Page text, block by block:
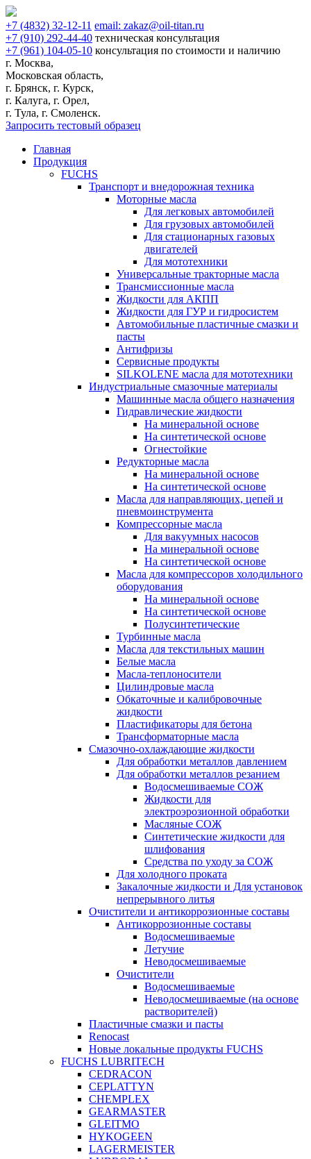
+7 (4832) 32-12-11 email: zakaz@oil-titan.ru
+7 (910) 292-44-40 техническая консультация
+7 (961) 104-05-10 консультация по стоимости и наличию
г. Москва,
Московская область,
г. Брянск, г. Курск,
г. Калуга, г. Орел,
г. Тула, г. Смоленск.
Запросить тестовый образец
Главная
Продукция
FUCHS
Транспорт и внедорожная техника
Моторные масла
Для легковых автомобилей
Для грузовых автомобилей
Для стационарных газовых
двигателей
Для мототехники
Универсальные тракторные масла
Трансмиссионные масла
Жидкости для АКПП
Жидкости для ГУР и гидросистем
Автомобильные пластичные смазки и
пасты
Антифризы
Сервисные продукты
SILKOLENE масла для мототехники
Индустриальные смазочные материалы
Машинные масла общего назначения
Гидравлические жидкости
На минеральной основе
На синтетической основе
Огнестойкие
Редукторные масла
На минеральной основе
На синтетической основе
Масла для направляющих, цепей и
пневмоинструмента
Компрессорные масла
Для вакуумных насосов
На минеральной основе
На синтетической основе
Масла для компрессоров холодильного
оборудования
На минеральной основе
На синтетической основе
Полусинтетические
Турбинные масла
Масла для текстильных машин
Белые масла
Масла-теплоносители
Цилиндровые масла
Обкаточные и калибровочные
жидкости
Пластификаторы для бетона
Трансформаторные масла
Смазочно-охлаждающие жидкости
Для обработки металлов давлением
Для обработки металлов резанием
Водосмешиваемые СОЖ
Жидкости для
электроэрозионной обработки
Масляные СОЖ
Синтетические жидкости для
шлифования
Средства по уходу за СОЖ
Для холодного проката
Закалочные жидкости и Для установок
непрерывного литья
Очистители и антикоррозионные составы
Антикоррозионные составы
Водосмешиваемые
Летучие
Неводосмешиваемые
Очистители
Водосмешиваемые
Неводосмешиваемые (на основе
растворителей)
Пластичные смазки и пасты
Renocast
Новые локальные продукты FUCHS
FUCHS LUBRITECH
CEDRACON
CEPLATTYN
CHEMPLEX
GEARMASTER
GLEITMO
HYKOGEEN
LAGERMEISTER